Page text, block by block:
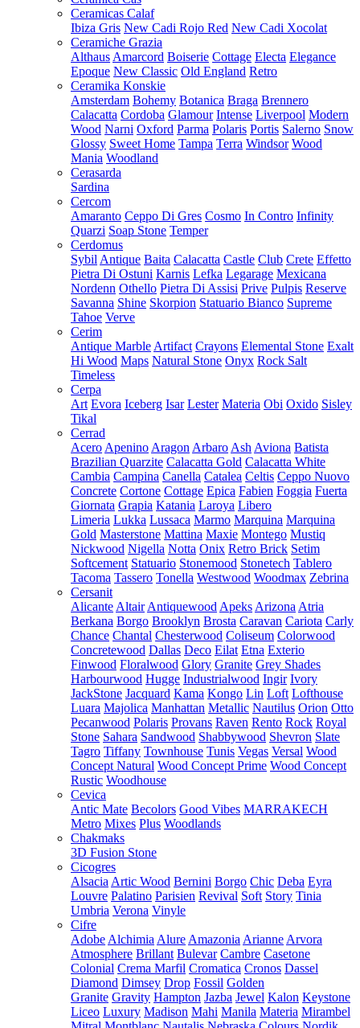
Ceramicas Calaf
Ibiza Gris New Cadi Rojo Red New Cadi Xocolat
Ceramiche Grazia
Althaus Amarcord Boiserie Cottage Electa Elegance
Epoque New Classic Old England Retro
Ceramika Konskie
Amsterdam Bohemy Botanica Braga Brennero
Calacatta Cordoba Glamour Intense Liverpool Modern
Wood Narni Oxford Parma Polaris Portis Salerno Snow
Glossy Sweet Home Tampa Terra Windsor Wood
Mania Woodland
Cerasarda
Sardina
Cercom
Amaranto Ceppo Di Gres Cosmo In Contro Infinity
Quarzi Soap Stone Temper
Cerdomus
Sybil Antique Baita Calacatta Castle Club Crete Effetto
Pietra Di Ostuni Karnis Lefka Legarage Mexicana
Nordenn Othello Pietra Di Assisi Prive Pulpis Reserve
Savanna Shine Skorpion Statuario Bianco Supreme
Tahoe Verve
Cerim
Antique Marble Artifact Crayons Elemental Stone Exalt
Hi Wood Maps Natural Stone Onyx Rock Salt
Timeless
Cerpa
Art Evora Iceberg Isar Lester Materia Obi Oxido Sisley
Tikal
Cerrad
Acero Apenino Aragon Arbaro Ash Aviona Batista
Brazilian Quarzite Calacatta Gold Calacatta White
Cambia Campina Canella Catalea Celtis Ceppo Nuovo
Concrete Cortone Cottage Epica Fabien Foggia Fuerta
Giornata Grapia Katania Laroya Libero
Limeria Lukka Lussaca Marmo Marquina Marquina
Gold Masterstone Mattina Maxie Montego Mustiq
Nickwood Nigella Notta Onix Retro Brick Setim
Softcement Statuario Stonemood Stonetech Tablero
Tacoma Tassero Tonella Westwood Woodmax Zebrina
Cersanit
Alicante Altair Antiquewood Apeks Arizona Atria
Berkana Borgo Brooklyn Brosta Caravan Cariota Carly
Chance Chantal Chesterwood Coliseum Colorwood
Concretewood Dallas Deco Eilat Etna Exterio
Finwood Floralwood Glory Granite Grey Shades
Harbourwood Hugge Industrialwood Ingir Ivory
JackStone Jacquard Kama Kongo Lin Loft Lofthouse
Luara Majolica Manhattan Metallic Nautilus Orion Otto
Pecanwood Polaris Provans Raven Rento Rock Royal
Stone Sahara Sandwood Shabbywood Shevron Slate
Tagro Tiffany Townhouse Tunis Vegas Versal Wood
Concept Natural Wood Concept Prime Wood Concept
Rustic Woodhouse
Cevica
Antic Mate Becolors Good Vibes MARRAKECH
Metro Mixes Plus Woodlands
Chakmaks
3D Fusion Stone
Cicogres
Alsacia Artic Wood Bernini Borgo Chic Deba Eyra
Louvre Palatino Parisien Revival Soft Story Tinia
Umbria Verona Vinyle
Cifre
Adobe Alchimia Alure Amazonia Arianne Arvora
Atmosphere Brillant Bulevar Cambre Casetone
Colonial Crema Marfil Cromatica Cronos Dassel
Diamond Dimsey Drop Fossil Golden
Granite Gravity Hampton Jazba Jewel Kalon Keystone
Liceo Luxury Madison Mahi Manila Materia Mirambel